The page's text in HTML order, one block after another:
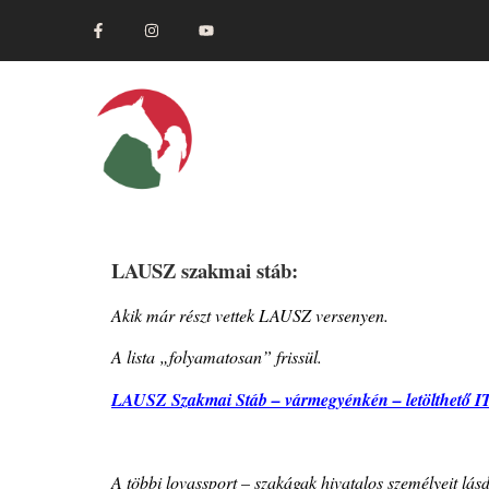
LAUSZ szakmai stáb:
Akik már részt vettek LAUSZ versenyen.
A lista „folyamatosan” frissül.
LAUSZ Szakmai Stáb – vármegyénkén – letölthető
A többi lovassport – szakágak hivatalos személyeit